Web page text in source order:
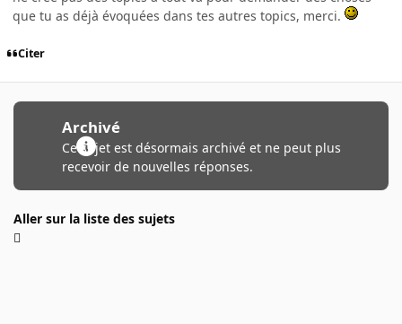
que tu as déjà évoquées dans tes autres topics, merci.
Citer
Archivé
Ce sujet est désormais archivé et ne peut plus
recevoir de nouvelles réponses.
Aller sur la liste des sujets